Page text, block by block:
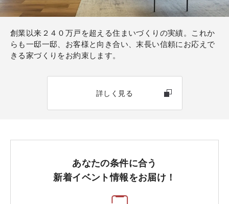
創業以来２４０万戸を超える住まいづくりの実績。これか
らも一邸一邸、お客様と向き合い、末長い信頼にお応えで
きる家づくりをお約束します。
詳しく見る
あなたの条件に合う
新着イベント情報をお届け！